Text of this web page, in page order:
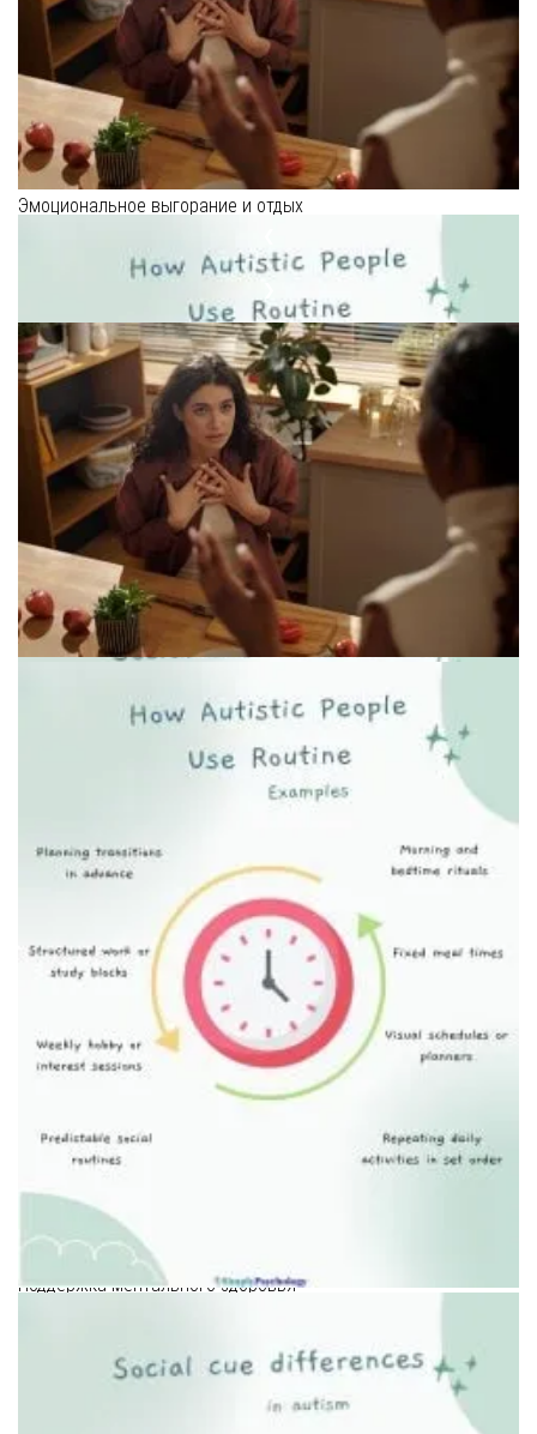
Эмоциональное выгорание и отдых
Уважение к личным границам
Спокойствие после шумного мероприятия
Поддержка ментального здоровья